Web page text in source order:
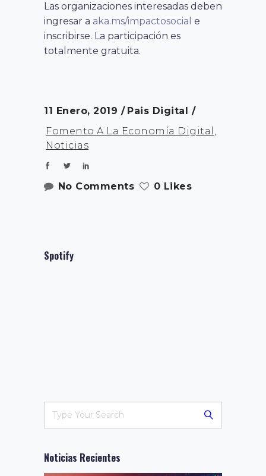
Las organizaciones interesadas deben
ingresar a aka.ms/impactosocial e
inscribirse. La participación es
totalmente gratuita.
11 Enero, 2019
Pais Digital
Fomento A La Economía Digital ,
Noticias
No Comments 0 Likes
Spotify
Noticias Recientes